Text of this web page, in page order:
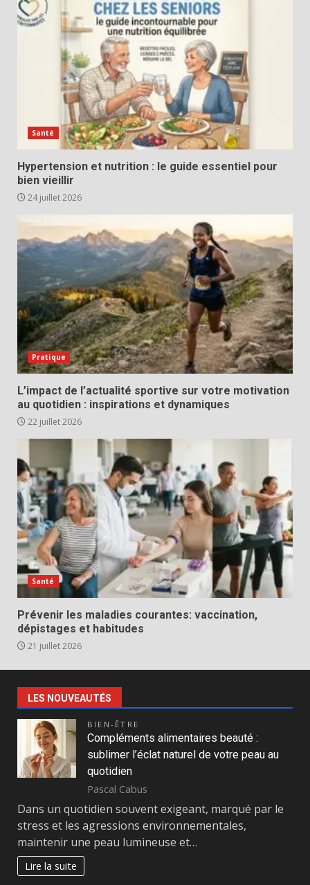
Santé
Hypertension et nutrition : le guide essentiel pour
bien vieillir
24 juillet 2026
Pratique
L’impact de l’actualité sportive sur votre motivation
au quotidien : inspirations et dynamiques
22 juillet 2026
Santé
Prévenir les maladies courantes: vaccination,
dépistages et habitudes
21 juillet 2026
LES NOUVEAUTÉS
BIEN-ÊTRE
Compléments alimentaires beauté :
sublimer l’éclat naturel de votre peau au
quotidien
Pascal Cabus
Dans un quotidien souvent exigeant, marqué par le
stress et les agressions environnementales,
maintenir une peau lumineuse et…
Lire la suite